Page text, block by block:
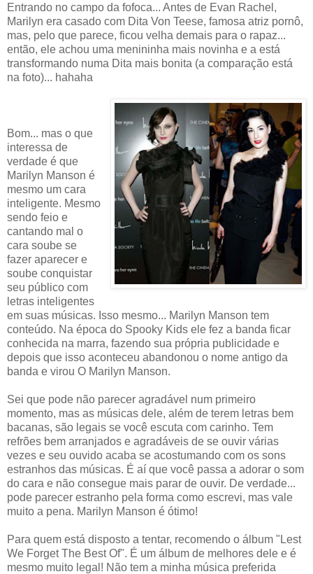
Entrando no campo da fofoca... Antes de Evan Rachel,
Marilyn era casado com Dita Von Teese, famosa atriz pornô,
mas, pelo que parece, ficou velha demais para o rapaz...
então, ele achou uma menininha mais novinha e a está
transformando numa Dita mais bonita (a comparação está
na foto)... hahaha
Bom... mas o que
interessa de
verdade é que
Marilyn Manson é
mesmo um cara
inteligente. Mesmo
sendo feio e
cantando mal o
cara soube se
fazer aparecer e
soube conquistar
seu público com
letras inteligentes
em suas músicas. Isso mesmo... Marilyn Manson tem
conteúdo. Na época do Spooky Kids ele fez a banda ficar
conhecida na marra, fazendo sua própria publicidade e
depois que isso aconteceu abandonou o nome antigo da
banda e virou O Marilyn Manson.
Sei que pode não parecer agradável num primeiro
momento, mas as músicas dele, além de terem letras bem
bacanas, são legais se você escuta com carinho. Tem
refrões bem arranjados e agradáveis de se ouvir várias
vezes e seu ouvido acaba se acostumando com os sons
estranhos das músicas. É aí que você passa a adorar o som
do cara e não consegue mais parar de ouvir. De verdade...
pode parecer estranho pela forma como escrevi, mas vale
muito a pena. Marilyn Manson é ótimo!
Para quem está disposto a tentar, recomendo o álbum "Lest
We Forget The Best Of". É um álbum de melhores dele e é
mesmo muito legal! Não tem a minha música preferida